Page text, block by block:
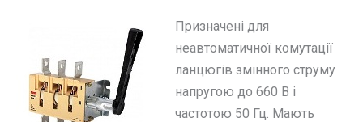
Призначені для
неавтоматичної комутації
ланцюгів змінного струму
напругою до 660 В і
частотою 50 Гц. Мають